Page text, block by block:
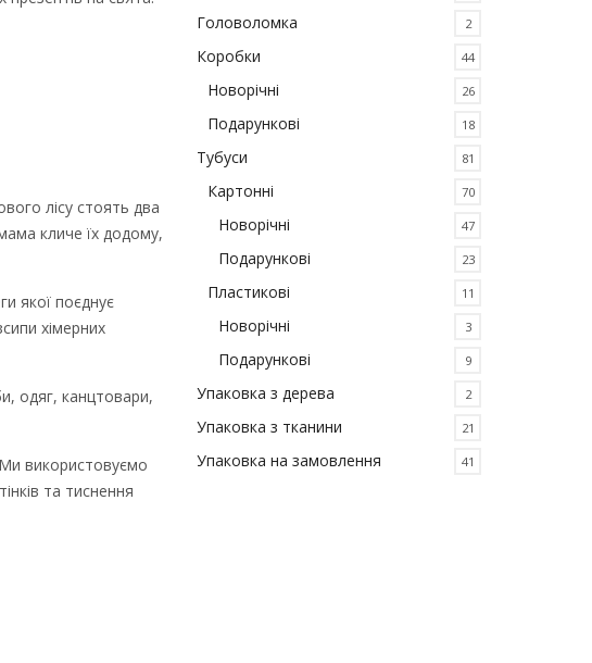
лісу стоять два
кличе їх додому,
якої поєднує
хімерних
одяг, канцтовари,
використовуємо
та тиснення
Головоломка 2
Коробки 44
Новорічні 26
Подарункові 18
Тубуси 81
Картонні 70
Новорічні 47
Подарункові 23
Пластикові 11
Новорічні 3
Подарункові 9
Упаковка з дерева 2
Упаковка з тканини 21
Упаковка на замовлення 41